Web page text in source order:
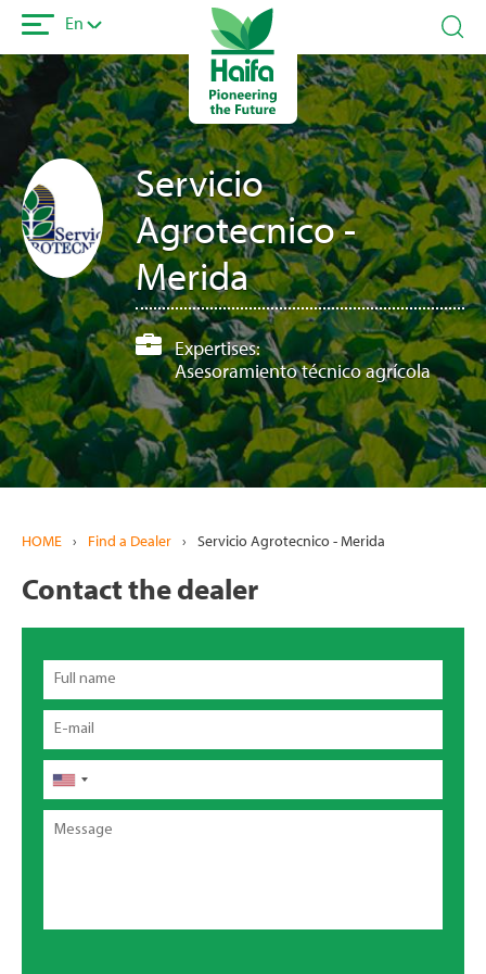
Skip
main
content
En
Servicio
Agrotecnico -
Merida
Expertises:
Asesoramiento técnico agrícola
HOME › Find a Dealer › Servicio Agrotecnico - Merida
Contact the dealer
Full
name
Email
Phone
Message